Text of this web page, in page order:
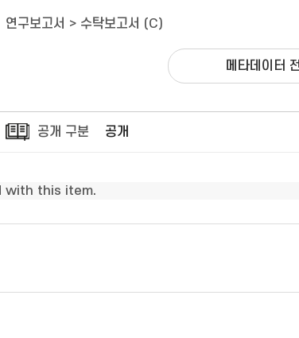
연구보고서 > 수탁보고서 (C)
메타데이터
공개 구분 공개
with this item.